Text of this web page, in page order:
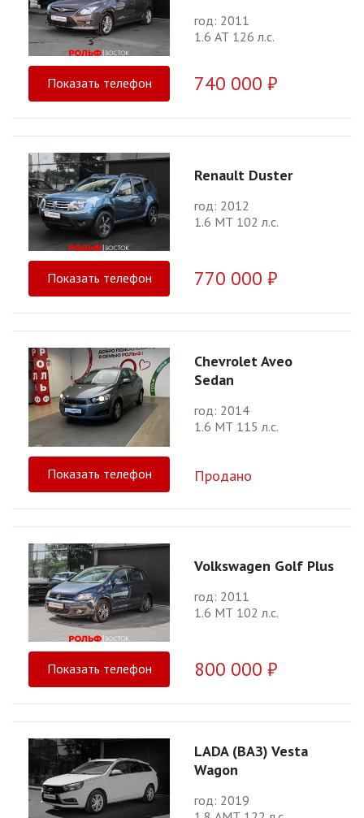
год: 2011
1.6 АТ 126 л.с.
Показать телефон 740 000 ₽
Renault Duster
год: 2012
1.6 МТ 102 л.с.
Показать телефон 770 000 ₽
Chevrolet Aveo
Sedan
год: 2014
1.6 МТ 115 л.с.
Показать телефон Продано
Volkswagen Golf Plus
год: 2011
1.6 МТ 102 л.с.
Показать телефон 800 000 ₽
LADA (ВАЗ) Vesta
Wagon
год: 2019